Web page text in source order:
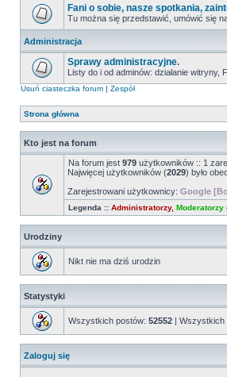
Fani o sobie, nasze spotkania,
Tu można się przedstawić, umówić się
Administracja
Sprawy administracyjne.
Listy do i od adminów: działanie witryny,
Usuń ciasteczka forum | Zespół
Strona główna
Kto jest na forum
Na forum jest 979 użytkowników :: 1
Najwięcej użytkowników (2029) było
Zarejestrowani użytkownicy: Google
Legenda :: Administratorzy, Moderatorzy
Urodziny
Nikt nie ma dziś urodzin
Statystyki
Wszystkich postów: 52552 | Wszystkich
Zaloguj się